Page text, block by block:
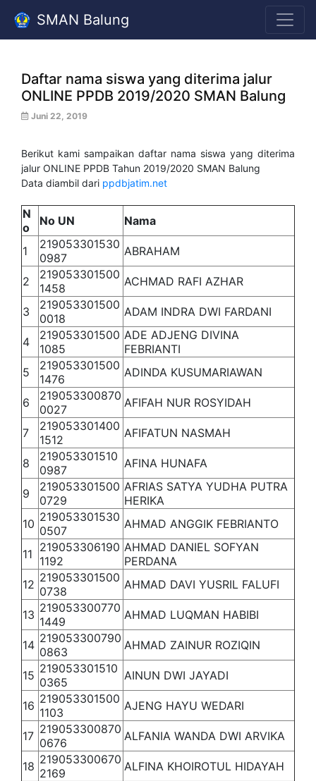
SMAN Balung
Daftar nama siswa yang diterima jalur
ONLINE PPDB 2019/2020 SMAN Balung
Juni 22, 2019
Berikut kami sampaikan daftar nama siswa yang diterima
jalur ONLINE PPDB Tahun 2019/2020 SMAN Balung
Data diambil dari ppdbjatim.net
N
o
No UN Nama
1
219053301530
0987
ABRAHAM
2
219053301500
1458
ACHMAD RAFI AZHAR
3
219053301500
0018
ADAM INDRA DWI FARDANI
4
219053301500
1085
ADE ADJENG DIVINA
FEBRIANTI
5
219053301500
1476
ADINDA KUSUMARIAWAN
6
219053300870
0027
AFIFAH NUR ROSYIDAH
7
219053301400
1512
AFIFATUN NASMAH
8
219053301510
0987
AFINA HUNAFA
9
219053301500
0729
AFRIAS SATYA YUDHA PUTRA
HERIKA
10 219053301530
0507
AHMAD ANGGIK FEBRIANTO
11 219053306190
1192
AHMAD DANIEL SOFYAN
PERDANA
12 219053301500
0738
AHMAD DAVI YUSRIL FALUFI
13 219053300770
1449
AHMAD LUQMAN HABIBI
14 219053300790
0863
AHMAD ZAINUR ROZIQIN
15 219053301510
0365
AINUN DWI JAYADI
16 219053301500
1103
AJENG HAYU WEDARI
17 219053300870
0676
ALFANIA WANDA DWI ARVIKA
18 219053300670
2169
ALFINA KHOIROTUL HIDAYAH